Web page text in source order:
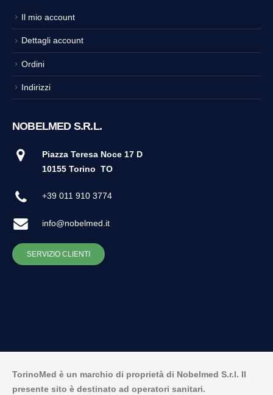
Il mio account
Dettagli account
Ordini
Indirizzi
NOBELMED S.R.L.
Piazza Teresa Noce 17 D
10155 Torino TO
+39 011 910 3774
info@nobelmed.it
SERVIZIO CLIENTI
TorinoMed è un marchio di proprietà di Nobelmed S.r.l. Il
presente sito è destinato ad operatori sanitari.